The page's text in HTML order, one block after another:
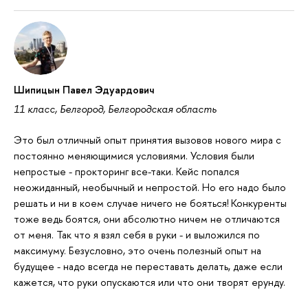
Шипицын Павел Эдуардович
11 класс, Белгород, Белгородская область
Это был отличный опыт принятия вызовов нового мира с
постоянно меняющимися условиями. Условия были
непростые - прокторинг все-таки. Кейс попался
неожиданный, необычный и непростой. Но его надо было
решать и ни в коем случае ничего не бояться! Конкуренты
тоже ведь боятся, они абсолютно ничем не отличаются
от меня. Так что я взял себя в руки - и выложился по
максимуму. Безусловно, это очень полезный опыт на
будущее - надо всегда не переставать делать, даже если
кажется, что руки опускаются или что они творят ерунду.